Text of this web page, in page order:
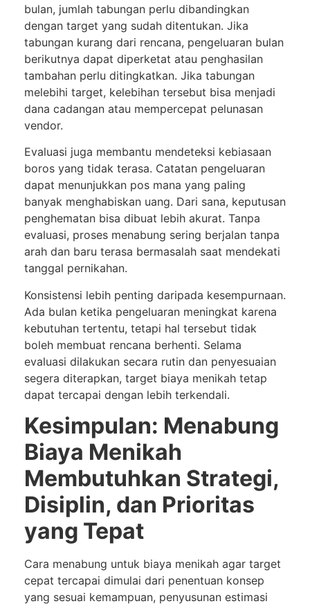
bulan, jumlah tabungan perlu dibandingkan
dengan target yang sudah ditentukan. Jika
tabungan kurang dari rencana, pengeluaran bulan
berikutnya dapat diperketat atau penghasilan
tambahan perlu ditingkatkan. Jika tabungan
melebihi target, kelebihan tersebut bisa menjadi
dana cadangan atau mempercepat pelunasan
vendor.
Evaluasi juga membantu mendeteksi kebiasaan
boros yang tidak terasa. Catatan pengeluaran
dapat menunjukkan pos mana yang paling
banyak menghabiskan uang. Dari sana, keputusan
penghematan bisa dibuat lebih akurat. Tanpa
evaluasi, proses menabung sering berjalan tanpa
arah dan baru terasa bermasalah saat mendekati
tanggal pernikahan.
Konsistensi lebih penting daripada kesempurnaan.
Ada bulan ketika pengeluaran meningkat karena
kebutuhan tertentu, tetapi hal tersebut tidak
boleh membuat rencana berhenti. Selama
evaluasi dilakukan secara rutin dan penyesuaian
segera diterapkan, target biaya menikah tetap
dapat tercapai dengan lebih terkendali.
Kesimpulan: Menabung
Biaya Menikah
Membutuhkan Strategi,
Disiplin, dan Prioritas
yang Tepat
Cara menabung untuk biaya menikah agar target
cepat tercapai dimulai dari penentuan konsep
yang sesuai kemampuan, penyusunan estimasi